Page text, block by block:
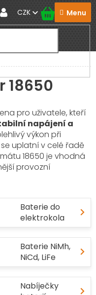
CZK
18650
pro uživatele, kteří
napájení a
výkon při
uplatní v celé řadě
18650 je vhodná
provozní
Baterie do
elektrokola
Baterie NiMh,
NiCd, LiFe
Nabíječky